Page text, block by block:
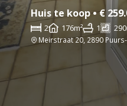
Huis te koop • €
2 176m² 1
Meirstraat 20, 2890